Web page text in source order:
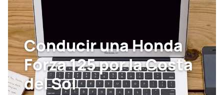
Conducir una Honda
Forza 125 por la Costa
del Sol